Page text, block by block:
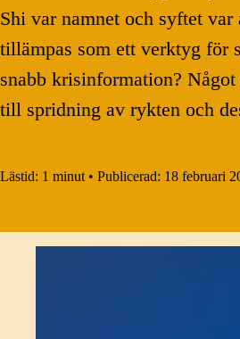
Shi var namnet och syftet
tillämpas som ett verktyg för
snabb krisinformation?
till spridning av rykten och
Lästid: 1 minut • Publicerad: 18 februari